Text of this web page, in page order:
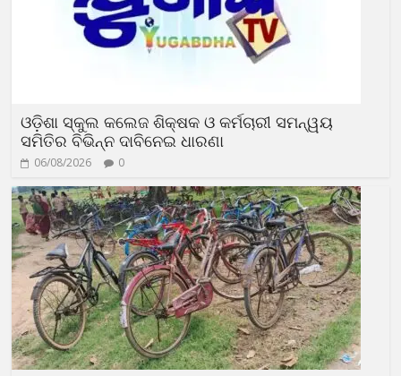
ଓଡ଼ିଶା ସ୍କୁଲ କଲେଜ ଶିକ୍ଷକ ଓ କର୍ମଚାରୀ ସମନ୍ୱୟ
ସମିତିର ବିଭିନ୍ନ ଦାବିନେଇ ଧାରଣା
06/08/2026 0